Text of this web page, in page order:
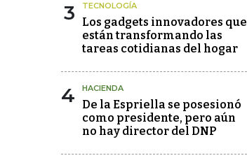
3 TECNOLOGÍA
Los gadgets innovadores que
están transformando las
tareas cotidianas del hogar
4 HACIENDA
De la Espriella se posesionó
como presidente, pero aún
no hay director del DNP